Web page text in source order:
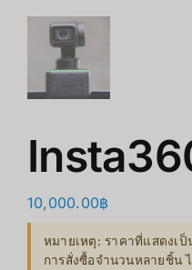
10,000.00฿
หมายเหตุ: ราคาที่แสดงเป็
การสั่งซื้อจำนวนหลายชิ้น